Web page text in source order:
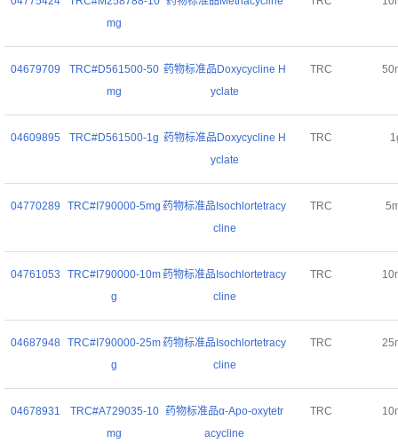
mg
04679709
TRC#D561500-50
mg
药物标准品Doxycycline H
yclate
TRC
04609895 TRC#D561500-1g 药物标准品Doxycycline H
yclate
TRC
04770289 TRC#I790000-5mg 药物标准品Isochlortetracy
cline
TRC
04761053
TRC#I790000-10m
g
药物标准品Isochlortetracy
cline
TRC
04687948
TRC#I790000-25m
g
药物标准品Isochlortetracy
cline
TRC
04678931
TRC#A729035-10
mg
药物标准品α-Apo-oxytetr
acycline
TRC